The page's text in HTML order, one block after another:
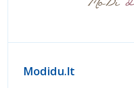
Modidu.lt